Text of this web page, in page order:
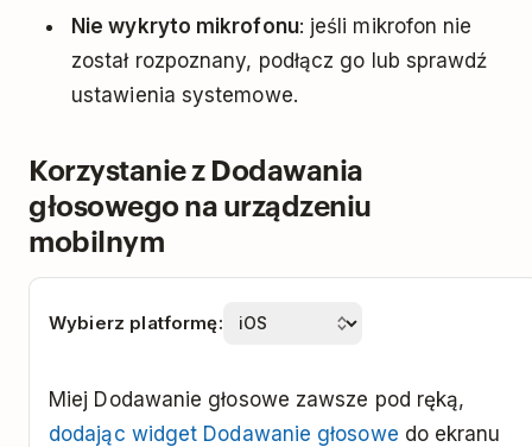
Nie wykryto mikrofonu: jeśli mikrofon nie
został rozpoznany, podłącz go lub sprawdź
ustawienia systemowe.
Korzystanie z Dodawania
głosowego na urządzeniu
mobilnym
Wybierz platformę:
Miej Dodawanie głosowe zawsze pod ręką,
dodając widget Dodawanie głosowe do ekranu